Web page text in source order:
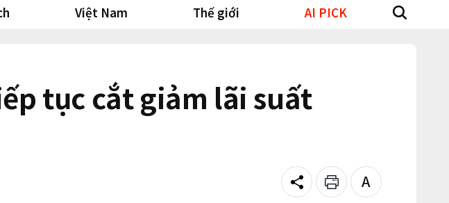
Việt Nam Thế giới AI PICK search
tục cắt giảm lãi suất
Share Print
Text
size